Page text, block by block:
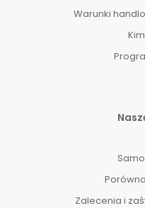
Warunki
Zalecenia i